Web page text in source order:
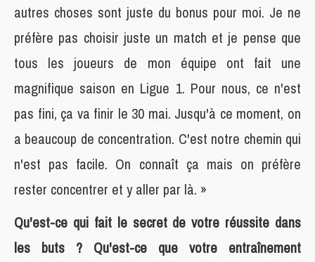
autres choses sont juste du bonus pour moi. Je ne
préfère pas choisir juste un match et je pense que
tous les joueurs de mon équipe ont fait une
magnifique saison en Ligue 1. Pour nous, ce n'est
pas fini, ça va finir le 30 mai. Jusqu'à ce moment, on
a beaucoup de concentration. C'est notre chemin qui
n'est pas facile. On connaît ça mais on préfère
rester concentrer et y aller par là. »
Qu'est-ce qui fait le secret de votre réussite dans
les buts ? Qu'est-ce que votre entraînement